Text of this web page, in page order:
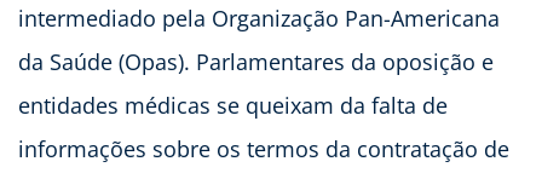
intermediado pela Organização Pan-Americana
da Saúde (Opas). Parlamentares da oposição e
entidades médicas se queixam da falta de
informações sobre os termos da contratação de